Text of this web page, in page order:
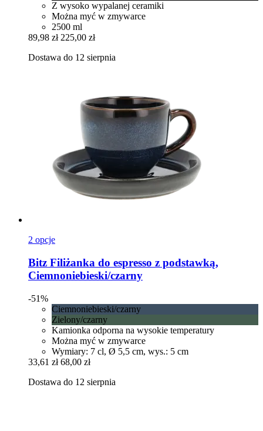
Z wysoko wypalanej ceramiki
Można myć w zmywarce
2500 ml
89,98 zł 225,00 zł
Dostawa do 12 sierpnia
2 opcje
Bitz Filiżanka do espresso z podstawką,
Ciemnoniebieski/czarny
-51%
Ciemnoniebieski/czarny
Zielony/czarny
Kamionka odporna na wysokie temperatury
Można myć w zmywarce
Wymiary: 7 cl, Ø 5,5 cm, wys.: 5 cm
33,61 zł 68,00 zł
Dostawa do 12 sierpnia